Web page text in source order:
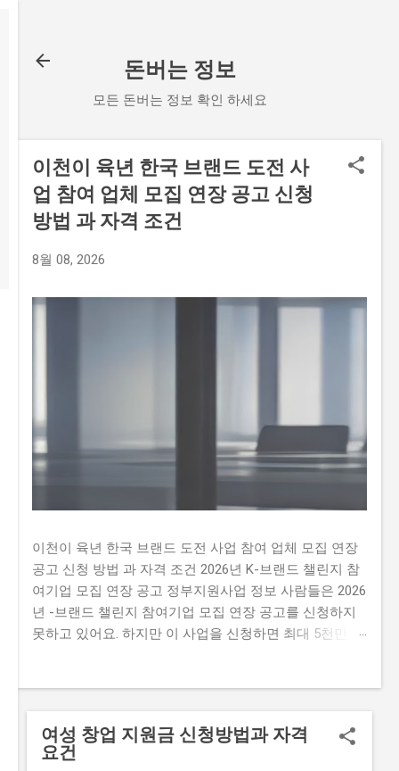
돈버는 정보
모든 돈버는 정보 확인 하세요
이천이 육년 한국 브랜드 도전 사
업 참여 업체 모집 연장 공고 신청
방법 과 자격 조건
8월 08, 2026
이천이 육년 한국 브랜드 도전 사업 참여 업체 모집 연장
공고 신청 방법 과 자격 조건 2026년 K-브랜드 챌린지 참
여기업 모집 연장 공고 정부지원사업 정보 사람들은 2026
년 -브랜드 챌린지 참여기업 모집 연장 공고를 신청하지
못하고 있어요. 하지만 이 사업을 신청하면 최대 5천만 원
롭다는 생각이 많이 있습니다. 둘째, 지원금액이 많지 않
아 실질적인 도움이 되지 않을 것이라는 생각이 있습니다.
여성 창업 지원금 신청방법과 자격
요건